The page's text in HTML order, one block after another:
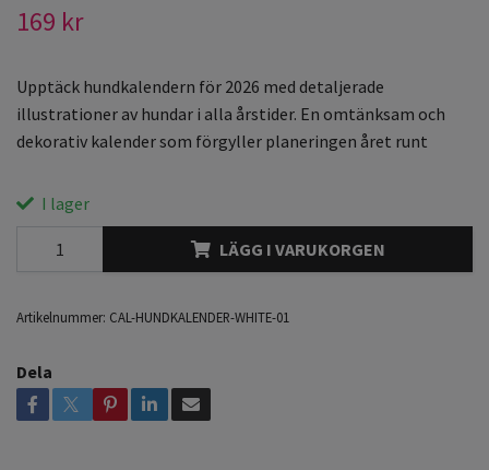
169 kr
Upptäck hundkalendern för 2026 med detaljerade
illustrationer av hundar i alla årstider. En omtänksam och
dekorativ kalender som förgyller planeringen året runt
I lager
LÄGG I VARUKORGEN
Artikelnummer: CAL-HUNDKALENDER-WHITE-01
Dela